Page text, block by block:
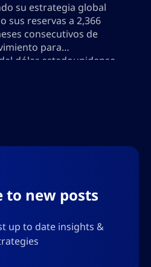
su estrategia global
sus reservas a 2,366
consecutivos de
para
dólar estadounidense
económica. Explora
to new posts
up to date insights &